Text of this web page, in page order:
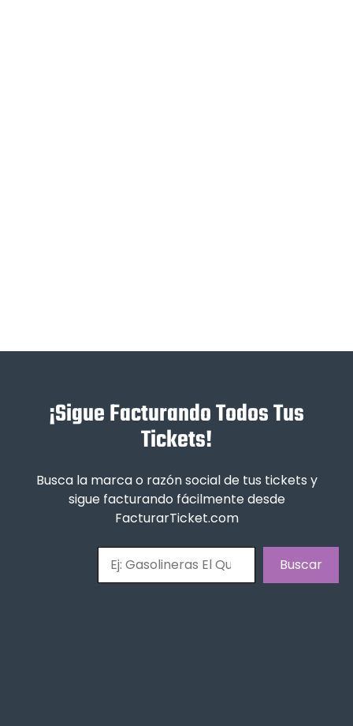
¡Sigue Facturando Todos Tus
Tickets!
Busca la marca o razón social de tus tickets y
sigue facturando fácilmente desde
FacturarTicket.com
Buscar
Buscar